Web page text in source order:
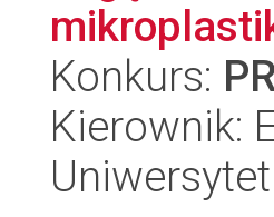
Konkurs:
Kierownik: